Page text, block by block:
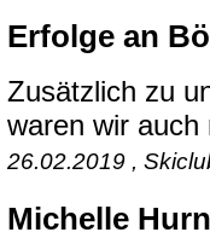
Erfolge an
Zusätzlich zu
waren wir
26.02.2019 ,
Michelle